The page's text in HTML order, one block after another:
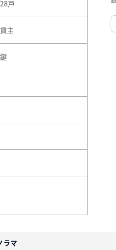
28戸
貸主
鍵
ラマ